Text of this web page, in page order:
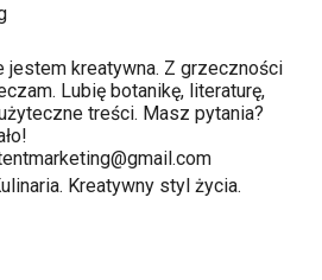
jestem kreatywna. Z grzeczności
Lubię botanikę, literaturę,
treści. Masz pytania?
Kreatywny styl życia.